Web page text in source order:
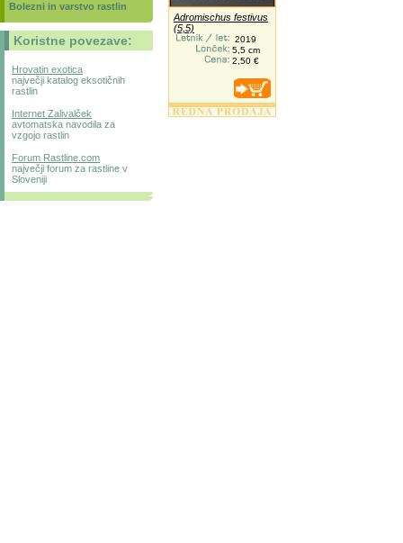
Adromischus festivus
(5,5)
2019
5,5 cm
2,50 €
Bolezni in varstvo rastlin
Koristne povezave:
Hrovatin exotica
največji katalog eksotičnih
rastlin
Internet Zalivalček
avtomatska navodila za
vzgojo rastlin
Forum Rastline.com
največji forum za rastline v
Sloveniji